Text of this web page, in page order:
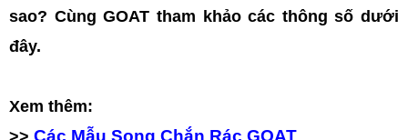
sao? Cùng GOAT tham khảo các thông số dưới
đây.
Xem thêm:
>> Các Mẫu Song Chắn Rác GOAT